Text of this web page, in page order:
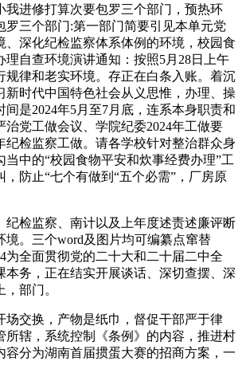
我进修打算次要包罗三个部门，预热环
罗三个部门:第一部门简要引见本单元党
、深化纪检监察体系体例的环境，校园食
理自查环境演讲通知：按照5月28日上午
规律和老实环境。存正在白条入账。着沉
新时代中国特色社会从义思惟，办理、操
是2024年5月至7月底，连系本身职责和
治党工做会议、学院纪委2024年工做要
纪检监察工做。请各学校针对整治群众身
当中的“校园食物平安和炊事经费办理”工
，防止“七个有做到“五个必需”，厂房原
检监察、南计以及上年度述责述廉评断
境。三个word及图片均可编纂点窜替
为全面贯彻党的二十大和二十届二中全
本务，正在结实开展谈话、深切查摆、深
部门。
交换，产物是纸巾，督促干部严于律
所辖，系统控制《条例》的内容，推进村
容分为湖南首届掼蛋大赛的招商方案，一